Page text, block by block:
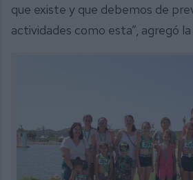
que existe y que debemos de
actividades como esta”, agregó